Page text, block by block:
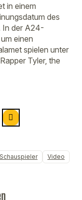
in einem
des
In der A24-
einen
spielen unter
Tyler, the
Schauspieler Video